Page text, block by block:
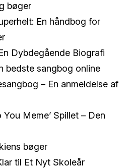
bøger
En håndbog for
Dybdegående Biografi
bedste sangbog online
– En anmeldelse af
You Meme’ Spillet – Den
bøger
til Et Nyt Skoleår